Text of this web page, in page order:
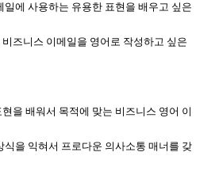
일에 사용하는 유용한 표현을 배우고 싶은
즈니스 이메일을 영어로 작성하고 싶은
을 배워서 목적에 맞는 비즈니스 영어 이
식을 익혀서 프로다운 의사소통 매너를 갖